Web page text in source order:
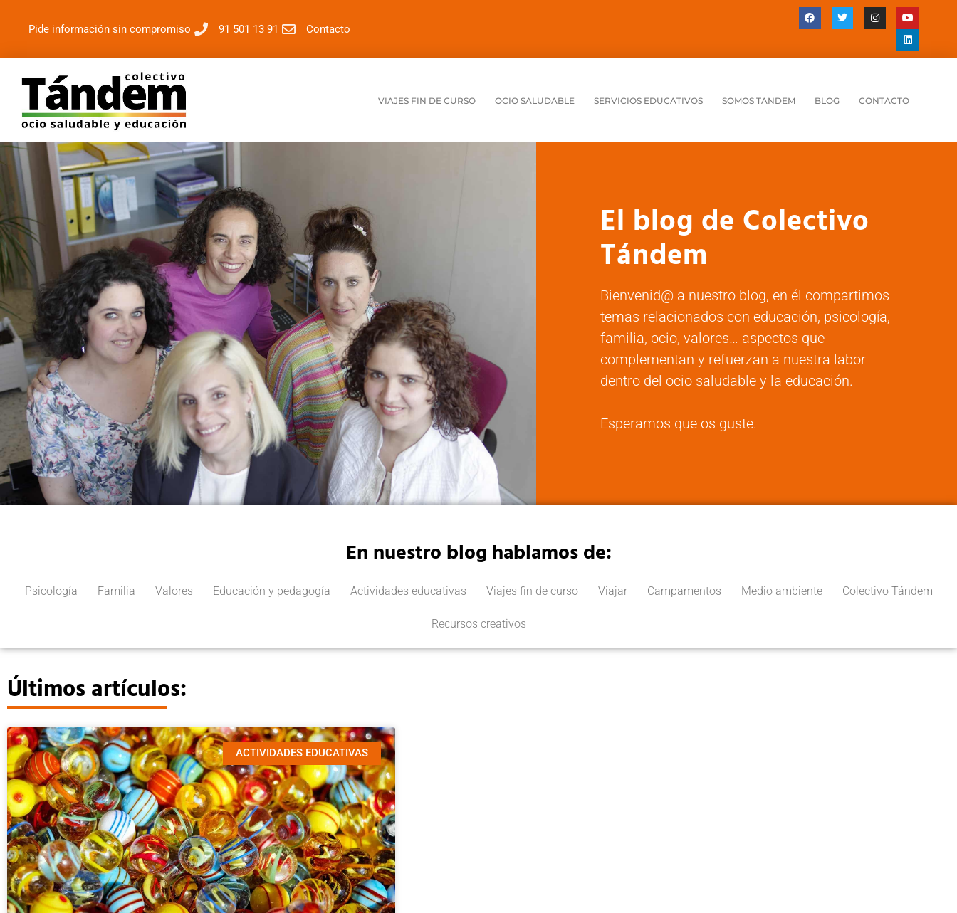
Pide información sin compromiso 91 501 13 91 Contacto
VIAJES FIN DE CURSO OCIO SALUDABLE SERVICIOS EDUCATIVOS SOMOS TANDEM BLOG CONTACTO
El blog de Colectivo
Tándem
Bienvenid@ a nuestro blog, en él compartimos
temas relacionados con educación, psicología,
familia, ocio, valores… aspectos que
complementan y refuerzan a nuestra labor
dentro del ocio saludable y la educación.
Esperamos que os guste.
En nuestro blog hablamos de:
Psicología Familia Valores Educación y pedagogía Actividades educativas Viajes fin de curso Viajar Campamentos Medio ambiente Colectivo Tándem
Recursos creativos
Últimos artículos:
ACTIVIDADES EDUCATIVAS